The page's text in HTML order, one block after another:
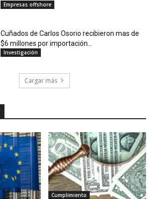
Empresas offshore
Cuñados de Carlos Osorio recibieron mas de
$6 millones por importación...
Investigación
Cargar más
Cumplimiento